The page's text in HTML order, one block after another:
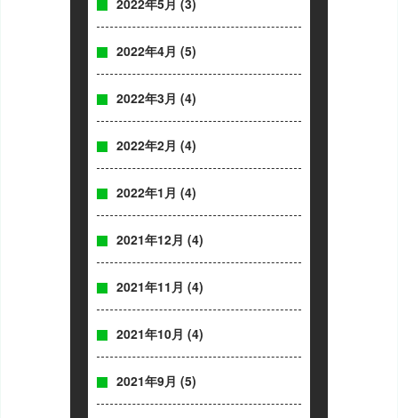
2022年5月 (3)
2022年4月 (5)
2022年3月 (4)
2022年2月 (4)
2022年1月 (4)
2021年12月 (4)
2021年11月 (4)
2021年10月 (4)
2021年9月 (5)